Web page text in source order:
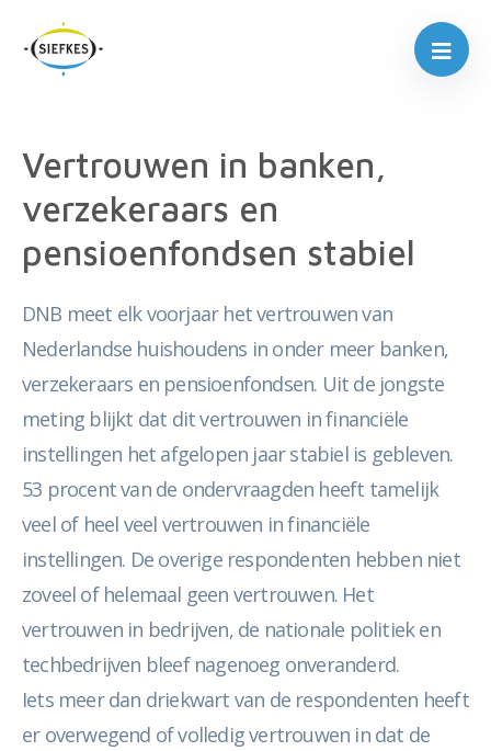
Vertrouwen in banken,
verzekeraars en
pensioenfondsen stabiel
DNB meet elk voorjaar het vertrouwen van
Nederlandse huishoudens in onder meer banken,
verzekeraars en pensioenfondsen. Uit de jongste
meting blijkt dat dit vertrouwen in financiële
instellingen het afgelopen jaar stabiel is gebleven.
53 procent van de ondervraagden heeft tamelijk
veel of heel veel vertrouwen in financiële
instellingen. De overige respondenten hebben niet
zoveel of helemaal geen vertrouwen. Het
vertrouwen in bedrijven, de nationale politiek en
techbedrijven bleef nagenoeg onveranderd.
Iets meer dan driekwart van de respondenten heeft
er overwegend of volledig vertrouwen in dat de